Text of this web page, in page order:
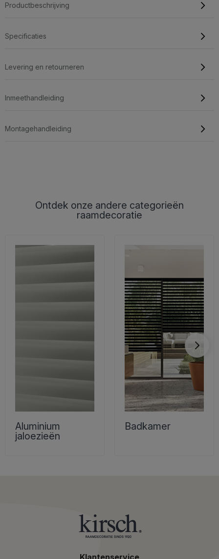
Productbeschrijving
Specificaties
Levering en retourneren
Inmeethandleiding
Montagehandleiding
Ontdek onze andere categorieën
raamdecoratie
Aluminium
jaloezieën
Badkamer
Klantenservice